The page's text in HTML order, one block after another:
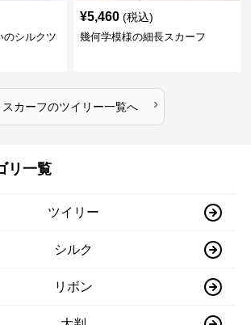
のシルクツ
¥5,460 (税込)
幾何学模様の細長スカーフ
スカーフのツイリー一覧へ ›
リ一覧
ツイリー
シルク
リボン